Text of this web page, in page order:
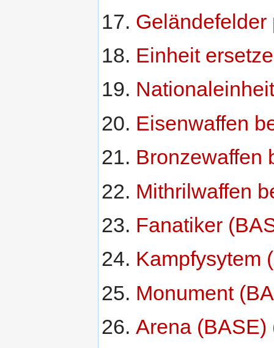
Einheit
Eisenwaffen
Bronzewaffen
Mithrilwaffen
Fanatiker
Kampfysytem
Monument
Arena (BASE)